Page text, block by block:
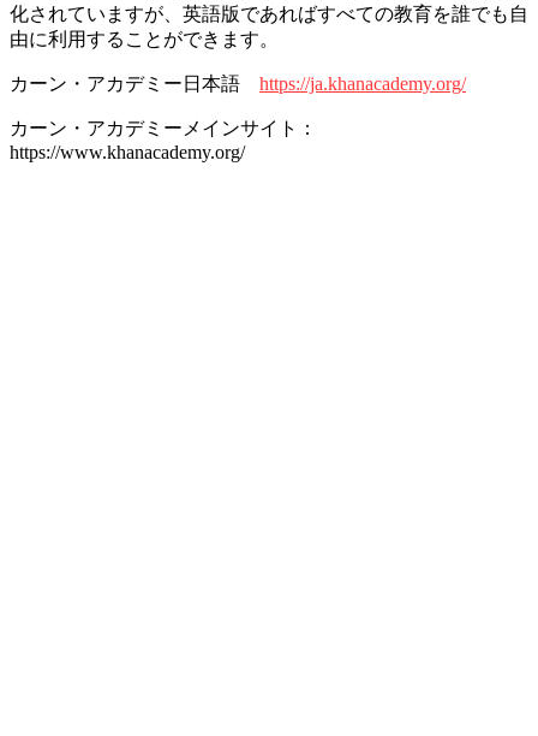
化されていますが、英語版であればすべての教育を誰でも自
由に利用することができます。
カーン・アカデミー日本語 https://ja.khanacademy.org/
カーン・アカデミーメインサイト：
https://www.khanacademy.org/